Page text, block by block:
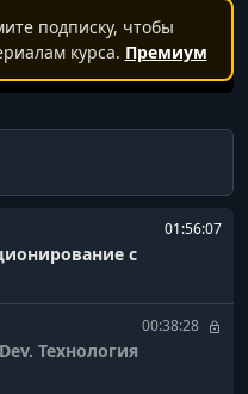
подписку, чтобы
курса. Премиум
01:56:07
с
00:38:28
Технология